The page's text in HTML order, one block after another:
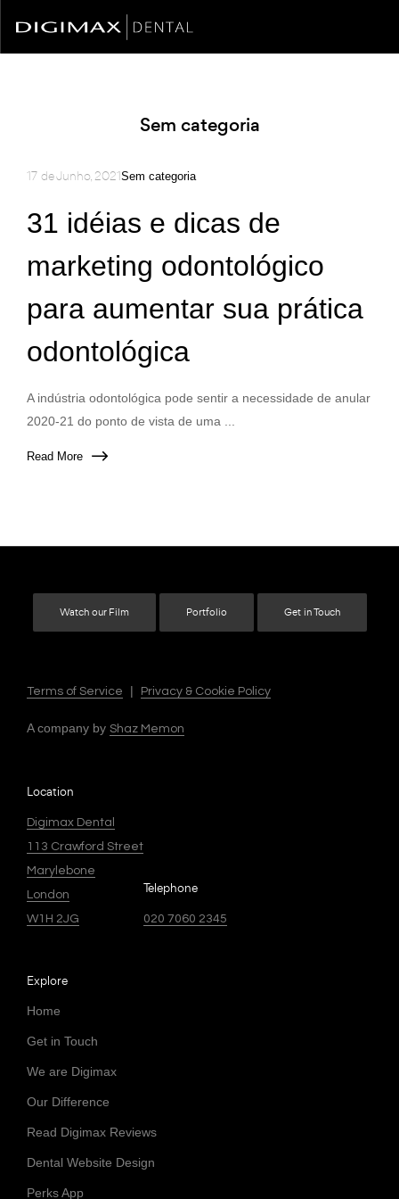
Sem categoria
17 de Junho, 2021Sem categoria
31 idéias e dicas de
marketing odontológico
para aumentar sua prática
odontológica
A indústria odontológica pode sentir a necessidade de anular
2020-21 do ponto de vista de uma ...
Read More
Watch our Film Portfolio Get in Touch
Terms of Service | Privacy & Cookie Policy
A company by Shaz Memon
Location
Digimax Dental
113 Crawford Street
Marylebone
London
W1H 2JG
Telephone
020 7060 2345
Explore
Home
Get in Touch
We are Digimax
Our Difference
Read Digimax Reviews
Dental Website Design
Perks App